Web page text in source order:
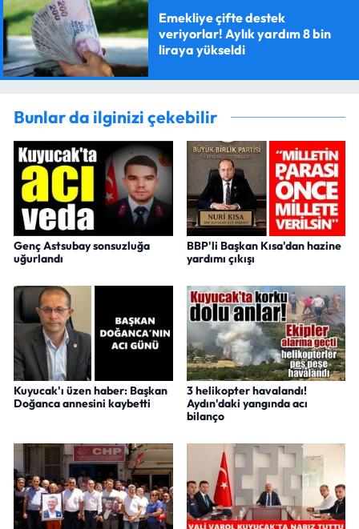
Emekliye çifte destek
veriyorlar! Aylık yardım 8 bin
liraya yükseldi
Bunlar da ilginizi çekebilir
Genç Astsubay sonsuzluğa
uğurlandı
BBP'li Başkan Kısa'dan hazine
yardımı çıkışı
Kuyucak'ı üzen haber: Başkan
Doğanca annesini kaybetti
3 helikopter havalandı!
Aydın'daki yangında acı
bilanço